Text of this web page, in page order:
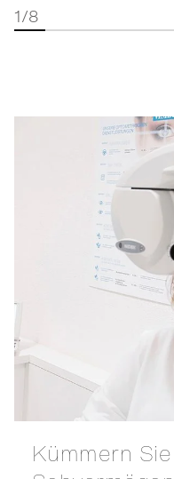
1/8
Kümmern Sie sich um Ihr